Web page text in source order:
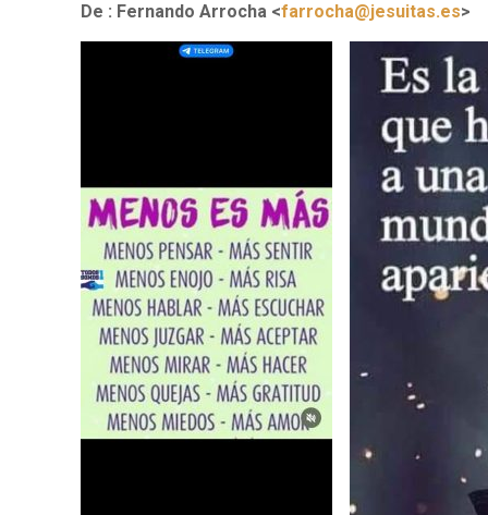
De : Fernando Arrocha <farrocha@jesuitas.es>